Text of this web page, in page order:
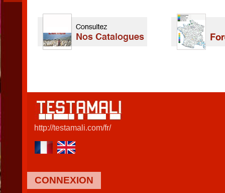
http://testamali.com/fr/
CONNEXION